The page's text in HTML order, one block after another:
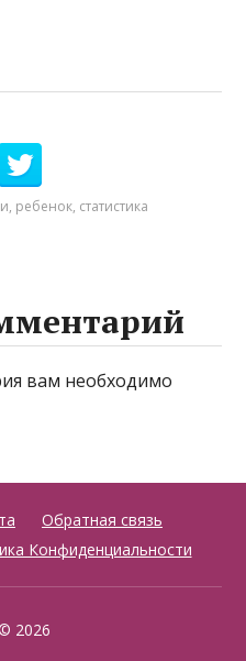
, ребенок, статистика
вам необходимо
Обратная связь
Конфиденциальности
2026